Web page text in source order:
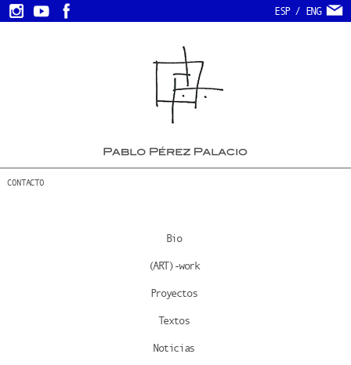
ESP/ ENG
CONTACTO
Bio
(ART)-work
Proyectos
Textos
Noticias